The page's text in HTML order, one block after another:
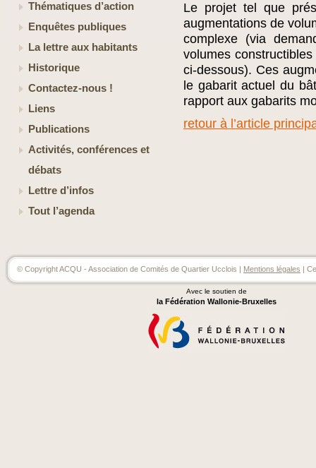
Thématiques d’action
Enquêtes publiques
La lettre aux habitants
Historique
Contactez-nous !
Liens
Publications
Activités, conférences et
débats
Lettre d’infos
Tout l’agenda
Le projet tel que
augmentations de
complexe (via
volumes
ci-dessous). Ces
le gabarit actuel du
rapport aux gabarits
retour à l’article
© Copyright ACQU - Association de Comités de Quartier Ucclois | Mentions légales |
Avec le soutien de
la Fédération Wallonie-Bruxelles